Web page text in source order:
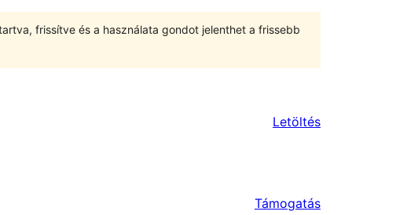
frissítve és a használata gondot jelenthet a frissebb
Letöltés
Támogatás